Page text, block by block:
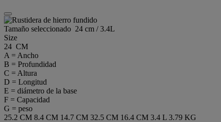
Tamaño seleccionado 24 cm / 3.4L
Size
24 CM
A = Ancho
B = Profundidad
C = Altura
D = Longitud
E = diámetro de la base
F = Capacidad
G = peso
25.2 CM 8.4 CM 14.7 CM 32.5 CM 16.4 CM 3.4 L 3.79 KG